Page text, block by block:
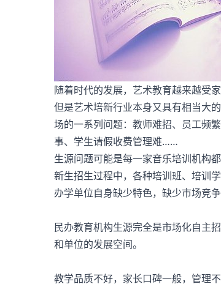
随着时代的发展，艺术教育越来越受
但是艺术培新行业本身又具有相当大
场的一系列问题：教师难招、员工频
事、学生请假收费管理难……
生源问题可能是每一家音乐培训机构
新生招生过程中，各种培训班、培训
办学单位自身缺少特色，缺少市场竞
民办教育机构生源完全是市场化自主
和单位的发展空间。
教学品质不好，家长口碑一般，管理